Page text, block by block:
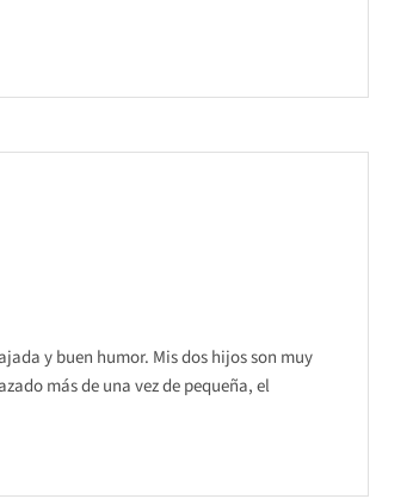
y buen humor. Mis dos hijos son muy
más de una vez de pequeña, el